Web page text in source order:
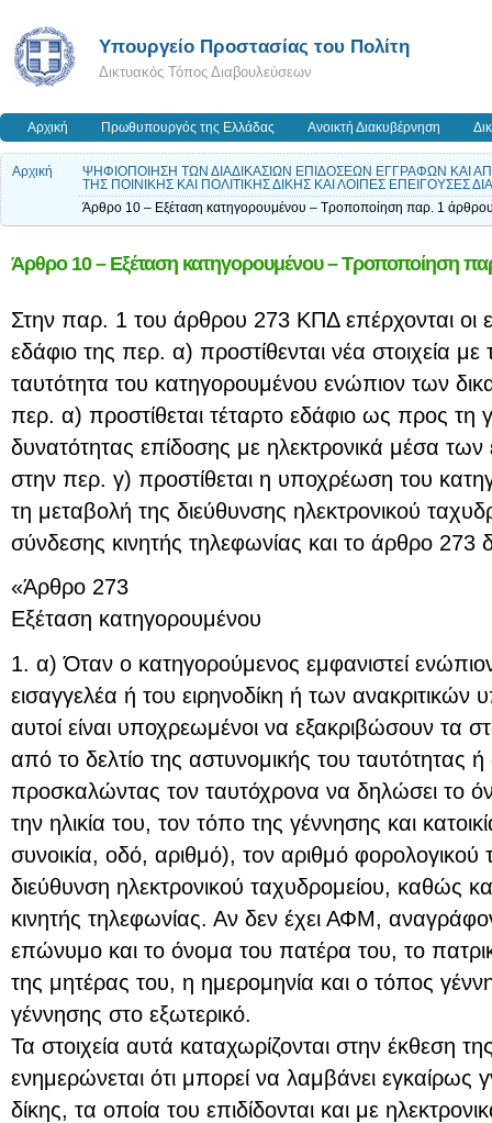
Υπουργείο Προστασίας του Πολίτη
Δικτυακός Τόπος Διαβουλεύσεων
Αρχική Πρωθυπουργός της Ελλάδας Ανοικτή Διακυβέρνηση
Αρχική
ΨΗΦΙΟΠΟΙΗΣΗ ΤΩΝ ΔΙΑΔΙΚΑΣΙΩΝ ΕΠΙΔΟΣΕΩΝ ΕΓΓΡΑΦΩΝ ΚΑΙ
ΤΗΣ ΠΟΙΝΙΚΗΣ ΚΑΙ ΠΟΛΙΤΙΚΗΣ ΔΙΚΗΣ ΚΑΙ ΛΟΙΠΕΣ ΕΠΕΙΓΟΥΣΕΣ
Άρθρο 10 – Εξέταση κατηγορουμένου – Τροποποίηση παρ. 1
Άρθρο 10 – Εξέταση κατηγορουμένου – Τροποποίηση
Στην παρ. 1 του άρθρου 273 ΚΠΔ επέρχονται οι
εδάφιο της περ. α) προστίθενται νέα στοιχεία με
ταυτότητα του κατηγορουμένου ενώπιον των
περ. α) προστίθεται τέταρτο εδάφιο ως προς τη
δυνατότητας επίδοσης με ηλεκτρονικά μέσα
στην περ. γ) προστίθεται η υποχρέωση του
τη μεταβολή της διεύθυνσης ηλεκτρονικού
σύνδεσης κινητής τηλεφωνίας και το άρθρο 273
«Άρθρο 273
Εξέταση κατηγορουμένου
1. α) Όταν ο κατηγορούμενος εμφανιστεί
εισαγγελέα ή του ειρηνοδίκη ή των
αυτοί είναι υποχρεωμένοι να εξακριβώσουν τα
από το δελτίο της αστυνομικής του ταυτότητας
προσκαλώντας τον ταυτόχρονα να δηλώσει το
την ηλικία του, τον τόπο της γέννησης και
συνοικία, οδό, αριθμό), τον αριθμό
διεύθυνση ηλεκτρονικού ταχυδρομείου, καθώς
κινητής τηλεφωνίας. Αν δεν έχει ΑΦΜ,
επώνυμο και το όνομα του πατέρα του, το
της μητέρας του, η ημερομηνία και ο τόπος
γέννησης στο εξωτερικό.
Τα στοιχεία αυτά καταχωρίζονται στην έκθεση
ενημερώνεται ότι μπορεί να λαμβάνει
δίκης, τα οποία του επιδίδονται και με